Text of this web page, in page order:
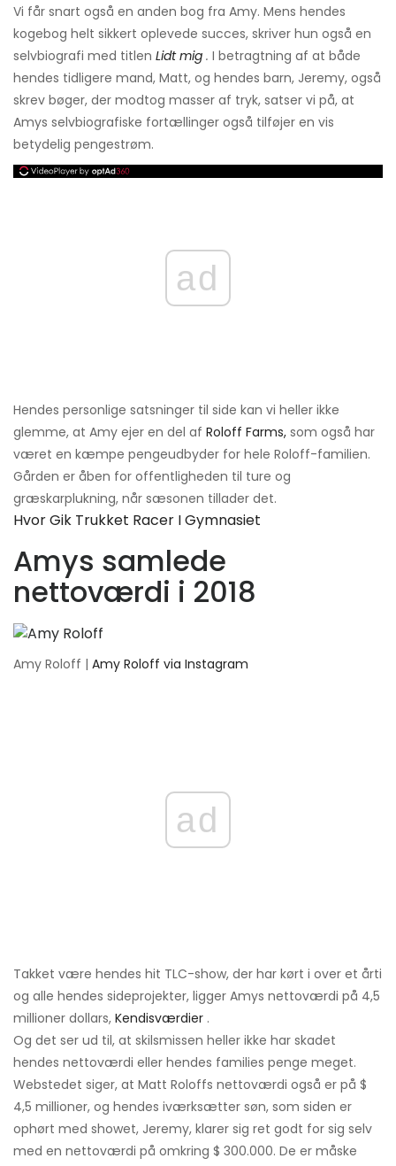
Vi får snart også en anden bog fra Amy. Mens hendes
kogebog helt sikkert oplevede succes, skriver hun også en
selvbiografi med titlen Lidt mig . I betragtning af at både
hendes tidligere mand, Matt, og hendes barn, Jeremy, også
skrev bøger, der modtog masser af tryk, satser vi på, at
Amys selvbiografiske fortællinger også tilføjer en vis
betydelig pengestrøm.
ad
Hendes personlige satsninger til side kan vi heller ikke
glemme, at Amy ejer en del af Roloff Farms, som også har
været en kæmpe pengeudbyder for hele Roloff-familien.
Gården er åben for offentligheden til ture og
græskarplukning, når sæsonen tillader det.
Hvor Gik Trukket Racer I Gymnasiet
Amys samlede
nettoværdi i 2018
Amy Roloff | Amy Roloff via Instagram
ad
Takket være hendes hit TLC-show, der har kørt i over et årti
og alle hendes sideprojekter, ligger Amys nettoværdi på 4,5
millioner dollars, Kendisværdier .
Og det ser ud til, at skilsmissen heller ikke har skadet
hendes nettoværdi eller hendes families penge meget.
Webstedet siger, at Matt Roloffs nettoværdi også er på $
4,5 millioner, og hendes iværksætter søn, som siden er
ophørt med showet, Jeremy, klarer sig ret godt for sig selv
med en nettoværdi på omkring $ 300.000. De er måske